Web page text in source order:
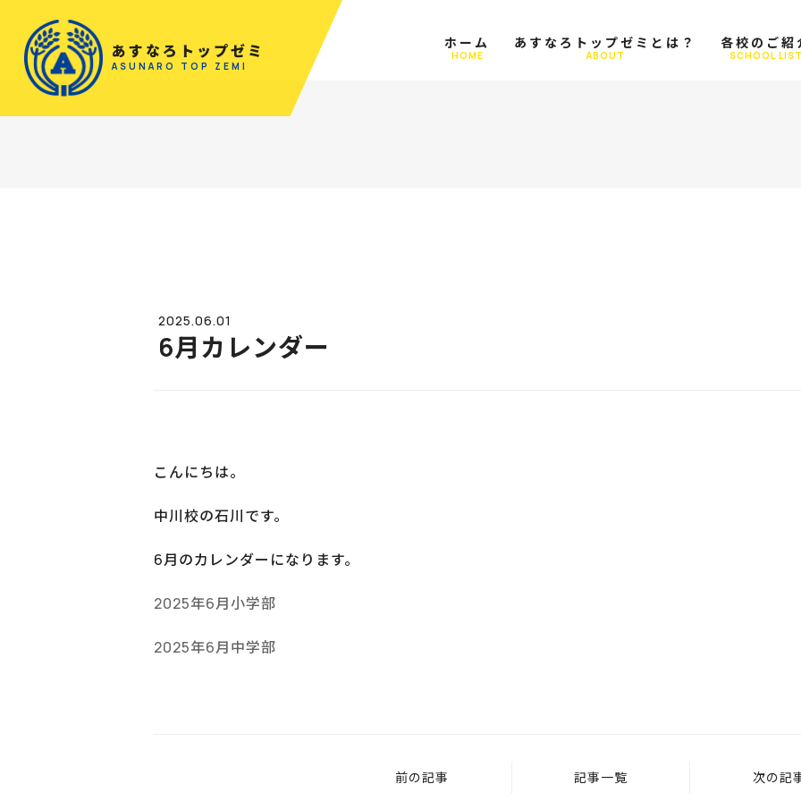
あすなろトップゼミ
ASUNARO TOP ZEMI
ホーム
HOME
あすなろトップゼミとは？
ABOUT
各校のご紹
SCHOOL LIST
2025.06.01
6月カレンダー
こんにちは。
中川校の石川です。
6月のカレンダーになります。
2025年6月小学部
2025年6月中学部
前の記事 記事一覧 次の記